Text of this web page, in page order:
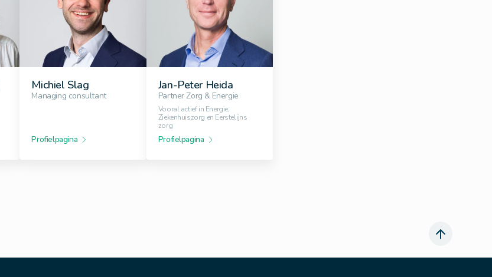
Michiel Slag
Managing consultant
Profielpagina
Jan-Peter Heida
Partner Zorg & Energie
Vooral actief in Energie,
Ziekenhuiszorg en Eerstelijns
zorg
Profielpagina